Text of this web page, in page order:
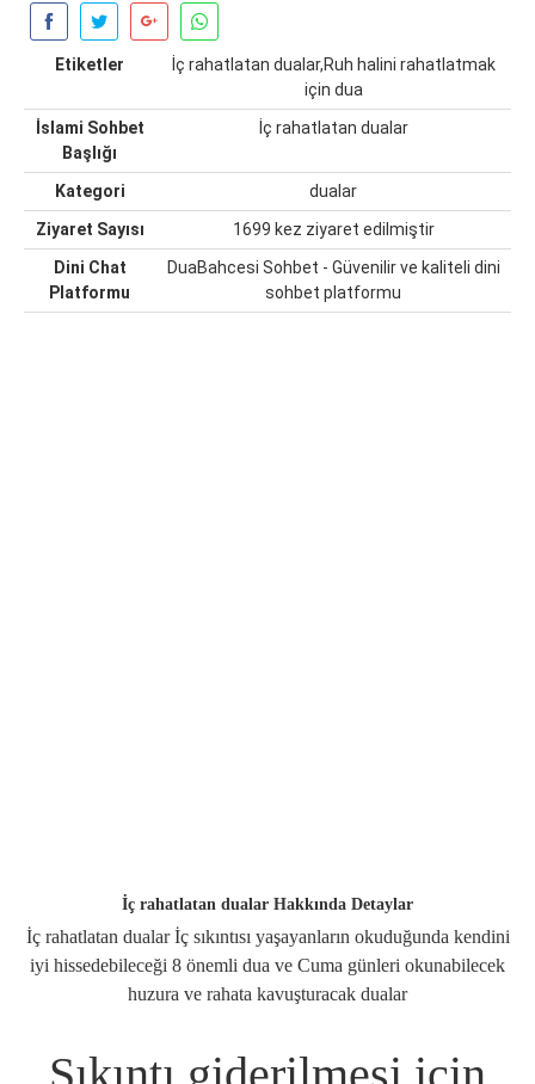
Etiketler
İç rahatlatan dualar,Ruh halini rahatlatmak
için dua
İslami Sohbet
Başlığı
İç rahatlatan dualar
Kategori
dualar
Ziyaret Sayısı
1699 kez ziyaret edilmiştir
Dini Chat
Platformu
DuaBahcesi Sohbet - Güvenilir ve kaliteli dini
sohbet platformu
İç rahatlatan dualar Hakkında Detaylar
İç rahatlatan dualar İç sıkıntısı yaşayanların okuduğunda kendini
iyi hissedebileceği 8 önemli dua ve Cuma günleri okunabilecek
huzura ve rahata kavuşturacak dualar